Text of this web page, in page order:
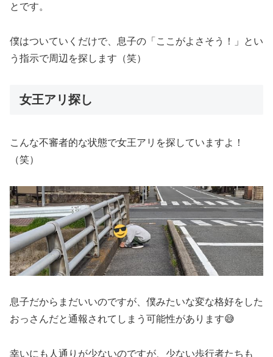
とです。
僕はついていくだけで、息子の「ここがよさそう！」とい
う指示で周辺を探します（笑）
女王アリ探し
こんな不審者的な状態で女王アリを探していますよ！
（笑）
息子だからまだいいのですが、僕みたいな変な格好をした
おっさんだと通報されてしまう可能性があります😅
幸いにも人通りが少ないのですが、少ない歩行者たちも